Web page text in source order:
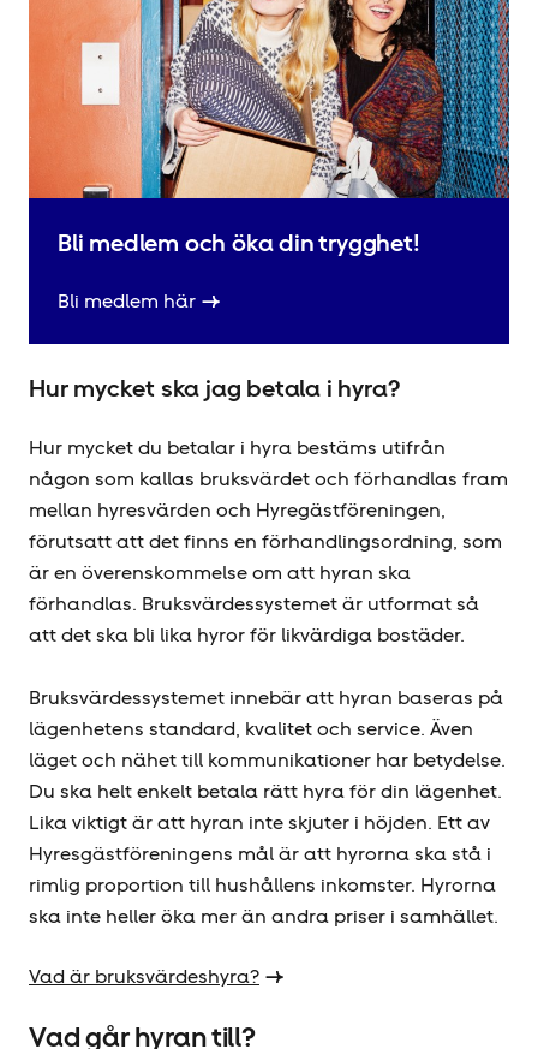
Bli medlem och öka din trygghet!
Bli medlem här
Hur mycket ska jag betala i hyra?
Hur mycket du betalar i hyra bestäms utifrån
någon som kallas bruksvärdet och förhandlas fram
mellan hyresvärden och Hyregästföreningen,
förutsatt att det finns en förhandlingsordning, som
är en överenskommelse om att hyran ska
förhandlas. Bruksvärdessystemet är utformat så
att det ska bli lika hyror för likvärdiga bostäder.
Bruksvärdessystemet innebär att hyran baseras på
lägenhetens standard, kvalitet och service. Även
läget och nähet till kommunikationer har betydelse.
Du ska helt enkelt betala rätt hyra för din lägenhet.
Lika viktigt är att hyran inte skjuter i höjden. Ett av
Hyresgäst­föreningens mål är att hyrorna ska stå i
rimlig proportion till hushållens inkomster. Hyrorna
ska inte heller öka mer än andra priser i samhället.
Vad är bruksvärdeshyra?
Vad går hyran till?